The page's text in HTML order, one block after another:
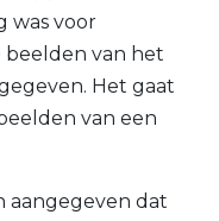
was voor
beelden van het
Het gaat
van een
aangegeven dat